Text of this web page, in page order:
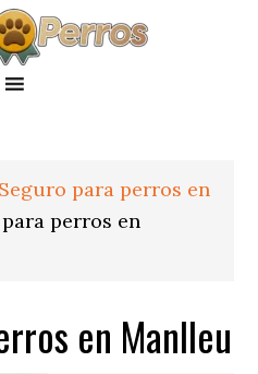
Seguro para perros en
perros en
en Manlleu